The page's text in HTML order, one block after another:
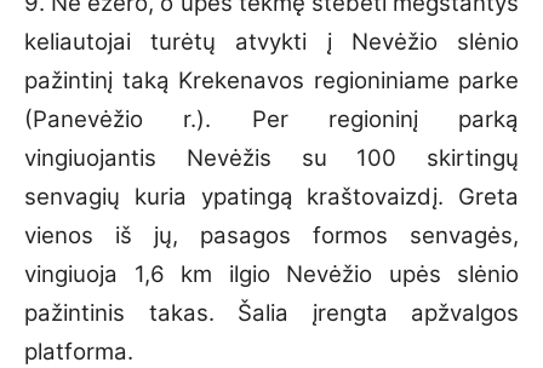
keliautojai turėtų atvykti į Nevėžio slėnio
pažintinį taką Krekenavos regioniniame parke
(Panevėžio r.). Per regioninį parką
vingiuojantis Nevėžis su 100 skirtingų
senvagių kuria ypatingą kraštovaizdį. Greta
vienos iš jų, pasagos formos senvagės,
vingiuoja 1,6 km ilgio Nevėžio upės slėnio
pažintinis takas. Šalia įrengta apžvalgos
platforma.